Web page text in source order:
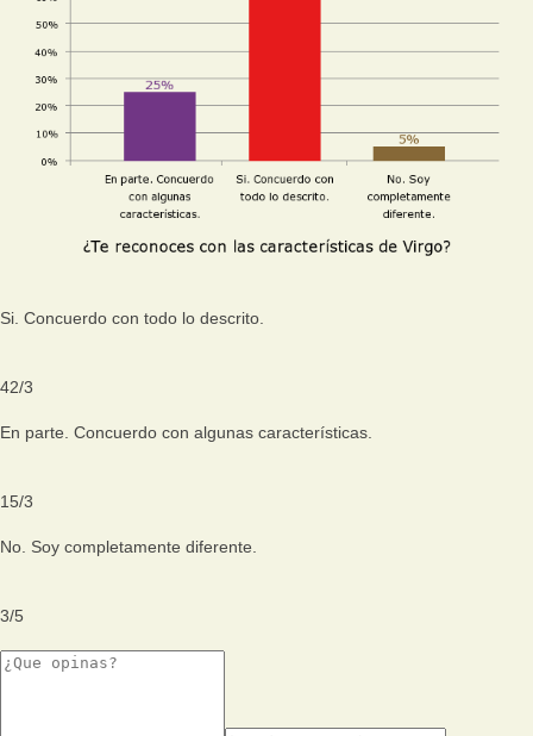
Si. Concuerdo con todo lo descrito.
42/3
En parte. Concuerdo con algunas características.
15/3
No. Soy completamente diferente.
3/5